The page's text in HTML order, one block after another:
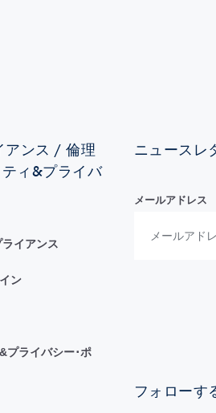
アンス / 倫理
ィ&プライバ
イアンス
ン
プライバシー･ポ
ニュースレ
メールアドレス
フォローす